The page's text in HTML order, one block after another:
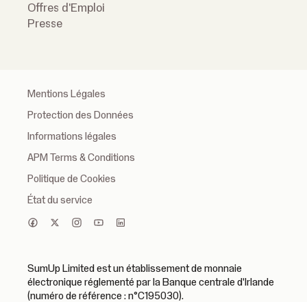
Offres d'Emploi
Presse
Mentions Légales
Protection des Données
Informations légales
APM Terms & Conditions
Politique de Cookies
État du service
SumUp Limited est un établissement de monnaie
électronique réglementé par la Banque centrale d'Irlande
(numéro de référence : n°C195030).